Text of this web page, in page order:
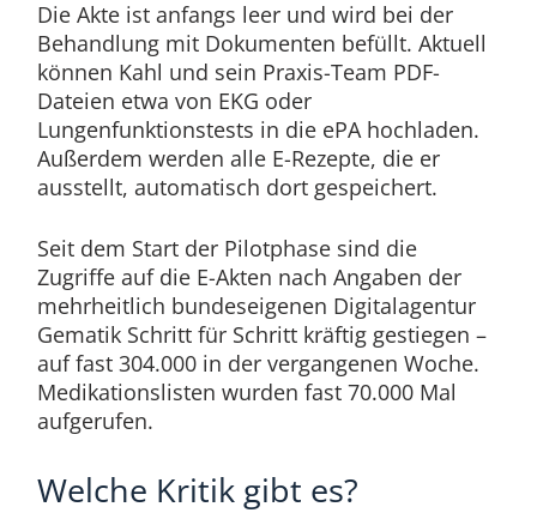
Die Akte ist anfangs leer und wird bei der
Behandlung mit Dokumenten befüllt. Aktuell
können Kahl und sein Praxis-Team PDF-
Dateien etwa von EKG oder
Lungenfunktionstests in die ePA hochladen.
Außerdem werden alle E-Rezepte, die er
ausstellt, automatisch dort gespeichert.
Seit dem Start der Pilotphase sind die
Zugriffe auf die E-Akten nach Angaben der
mehrheitlich bundeseigenen Digitalagentur
Gematik Schritt für Schritt kräftig gestiegen –
auf fast 304.000 in der vergangenen Woche.
Medikationslisten wurden fast 70.000 Mal
aufgerufen.
Welche Kritik gibt es?